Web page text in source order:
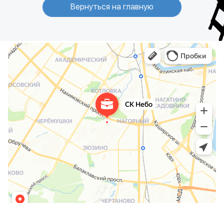
Вернуться на главную